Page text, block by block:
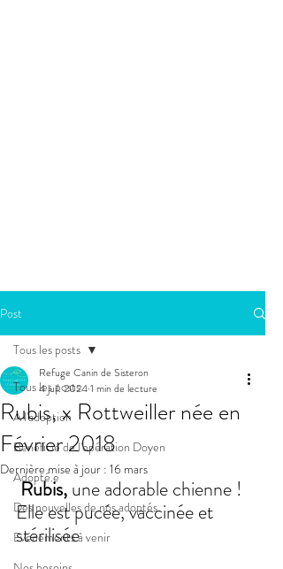
Post
Tous les posts
A l'adoption
Bénéficie de l'opération Doyen
Adopté.e
Des nouvelles de nos adoptés
Evénements à venir
Tous les posts
Rubis, x Rottweiller née en
Février 2018
Refuge Canin de Sisteron
4 juil. 20241 min de lecture
Dernière mise à jour : 16 mars
Rubis, une adorable chienne !
Elle est pucée, vaccinée et
stérilisée